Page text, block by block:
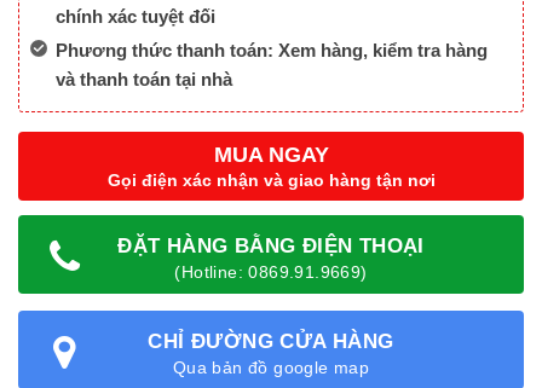
chính xác tuyệt đối
Phương thức thanh toán: Xem hàng, kiểm tra hàng
và thanh toán tại nhà
MUA NGAY
Gọi điện xác nhận và giao hàng tận nơi
ĐẶT HÀNG BẰNG ĐIỆN THOẠI
(Hotline: 0869.91.9669)
CHỈ ĐƯỜNG CỬA HÀNG
Qua bản đồ google map